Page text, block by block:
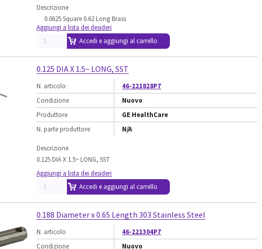
Descrizione
0.0625 Square 0.62 Long Brass
Aggiungi a lista dei desideri
Accedi e aggiungi al carrello
0.125 DIA X 1.5~ LONG, SST
N. articolo
46-221828P7
Condizione
Nuovo
Produttore
GE HealthCare
N. parte produttore
N/A
Descrizione
0.125 DIA X 1.5~ LONG, SST
Aggiungi a lista dei desideri
Accedi e aggiungi al carrello
0.188 Diameter x 0.65 Length 303 Stainless Steel
N. articolo
46-221304P7
Condizione
Nuovo